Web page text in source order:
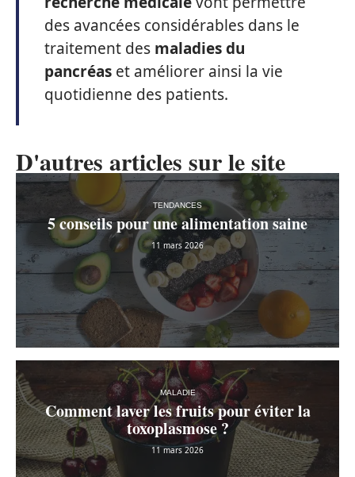
des avancées considérables dans le
traitement des maladies du
pancréas et améliorer ainsi la vie
quotidienne des patients.
D'autres articles sur le site
TENDANCES
5 conseils pour une alimentation saine
11 mars 2026
MALADIE
Comment laver les fruits pour éviter la
toxoplasmose ?
11 mars 2026